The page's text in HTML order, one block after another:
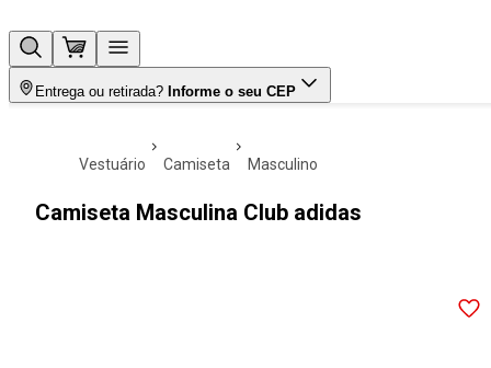
Entrega ou retirada? Informe o seu CEP
vestuário camiseta masculino
Camiseta Masculina Club adidas